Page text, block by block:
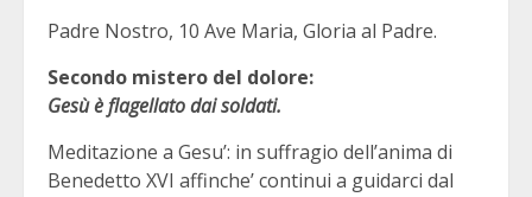
Padre Nostro, 10 Ave Maria, Gloria al Padre.
Secondo mistero del dolore:
Gesù è flagellato dai soldati.
Meditazione a Gesu’: in suffragio dell’anima di
Benedetto XVI affinche’ continui a guidarci dal